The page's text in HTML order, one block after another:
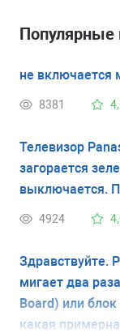
Популярные
не включается
8381
Телевизор
загорается
выключается.
4924
Здравствуйте.
мигает два
Board) или
какая